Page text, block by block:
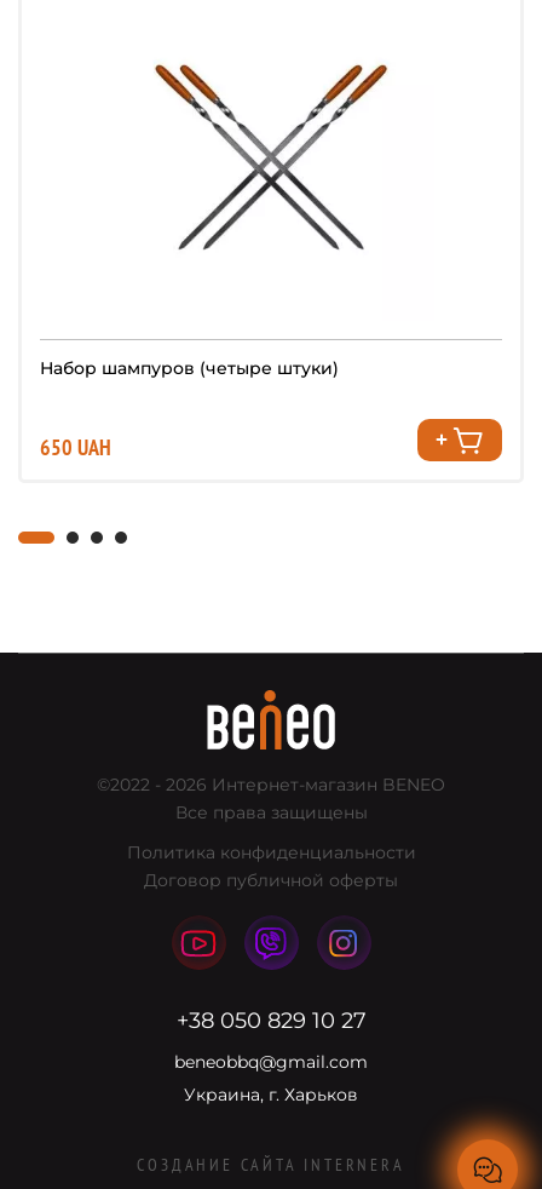
Набор шампуров (четыре штуки)
650 UAH
+38 050 829 10 27
beneobbq@gmail.com
Украина, г. Харьков
СОЗДАНИЕ САЙТА INTERNERA
©2022 - 2026 Интернет-магазин BENEO
Все права защищены
Политика конфиденциальности
Договор публичной оферты